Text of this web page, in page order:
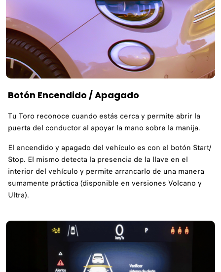
Botón Encendido / Apagado
Tu Toro reconoce cuando estás cerca y permite abrir la
puerta del conductor al apoyar la mano sobre la manija.
El encendido y apagado del vehículo es con el botón Start/
Stop. El mismo detecta la presencia de la llave en el
interior del vehículo y permite arrancarlo de una manera
sumamente práctica (disponible en versiones Volcano y
Ultra).